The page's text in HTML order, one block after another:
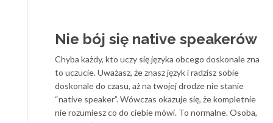
Nie bój się native speakerów
Chyba każdy, kto uczy się języka obcego doskonale zna
to uczucie. Uważasz, że znasz język i radzisz sobie
doskonale do czasu, aż na twojej drodze nie stanie
“native speaker”. Wówczas okazuje się, że kompletnie
nie rozumiesz co do ciebie mówi. To normalne. Osoba,